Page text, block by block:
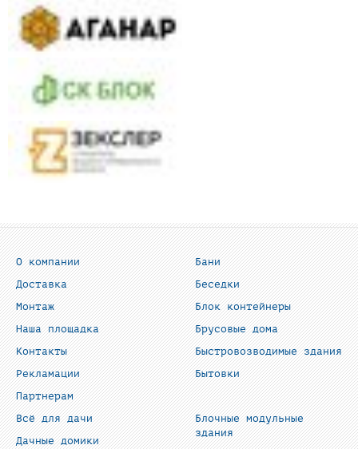
О компании
Доставка
Монтаж
Наша площадка
Контакты
Рекламации
Партнерам
Бани
Беседки
Блок контейнеры
Брусовые дома
Быстровозводимые здания
Бытовки
Всё для дачи
Дачные домики
Блочные модульные
здания